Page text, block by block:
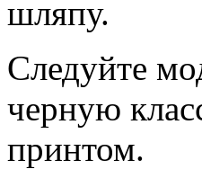
шляпу.
Следуйте
черную
принтом.